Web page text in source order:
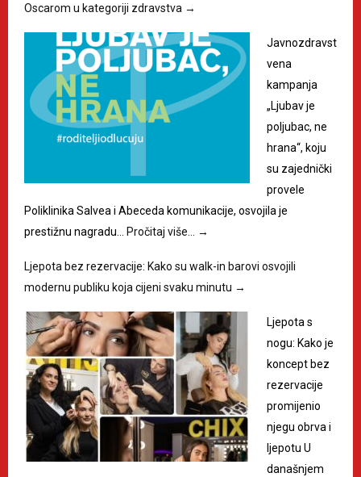
Oscarom u kategoriji zdravstva →
Javnozdravst
vena
kampanja
„Ljubav je
poljubac, ne
hrana“, koju
su zajednički
provele
Poliklinika Salvea i Abeceda komunikacije, osvojila je
prestižnu nagradu… Pročitaj više… →
Ljepota bez rezervacije: Kako su walk-in barovi osvojili
modernu publiku koja cijeni svaku minutu →
Ljepota s
nogu: Kako je
koncept bez
rezervacije
promijenio
njegu obrva i
ljepotu U
današnjem